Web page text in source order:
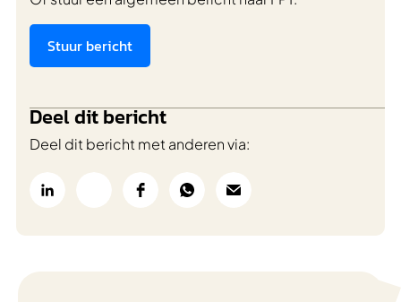
Stuur bericht
Deel dit bericht
Deel dit bericht met anderen via: